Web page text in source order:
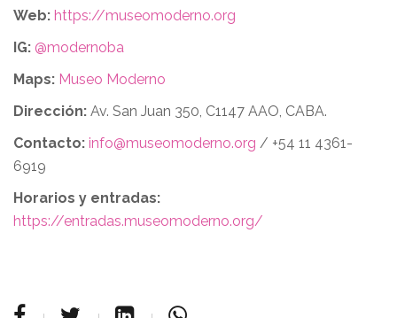
Web: https://museomoderno.org
IG: @modernoba
Maps: Museo Moderno
Dirección: Av. San Juan 350, C1147 AAO, CABA.
Contacto: info@museomoderno.org / +54 11 4361-
6919
Horarios y entradas:
https://entradas.museomoderno.org/